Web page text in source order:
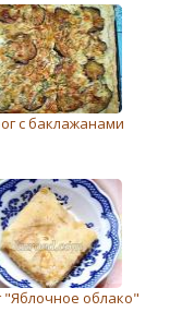
с баклажанами
"Яблочное облако"